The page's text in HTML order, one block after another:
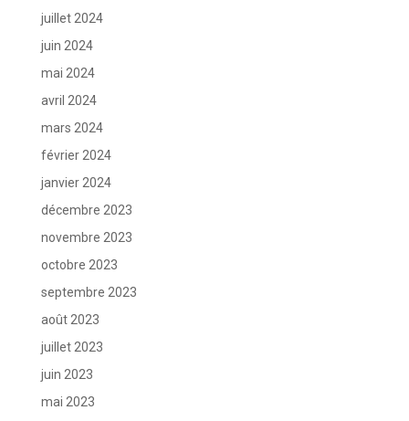
juillet 2024
juin 2024
mai 2024
avril 2024
mars 2024
février 2024
janvier 2024
décembre 2023
novembre 2023
octobre 2023
septembre 2023
août 2023
juillet 2023
juin 2023
mai 2023